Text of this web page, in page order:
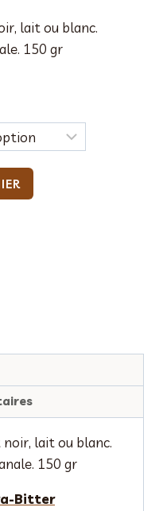
lait ou blanc.
150 gr
lait ou blanc.
150 gr
Bitter